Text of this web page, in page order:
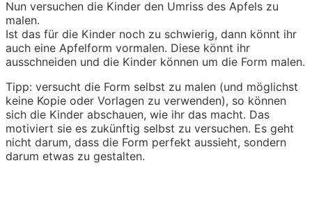
Nun versuchen die Kinder den Umriss des Apfels zu
malen.
Ist das für die Kinder noch zu schwierig, dann könnt ihr
auch eine Apfelform vormalen. Diese könnt ihr
ausschneiden und die Kinder können um die Form malen.
Tipp: versucht die Form selbst zu malen (und möglichst
keine Kopie oder Vorlagen zu verwenden), so können
sich die Kinder abschauen, wie ihr das macht. Das
motiviert sie es zukünftig selbst zu versuchen. Es geht
nicht darum, dass die Form perfekt aussieht, sondern
darum etwas zu gestalten.